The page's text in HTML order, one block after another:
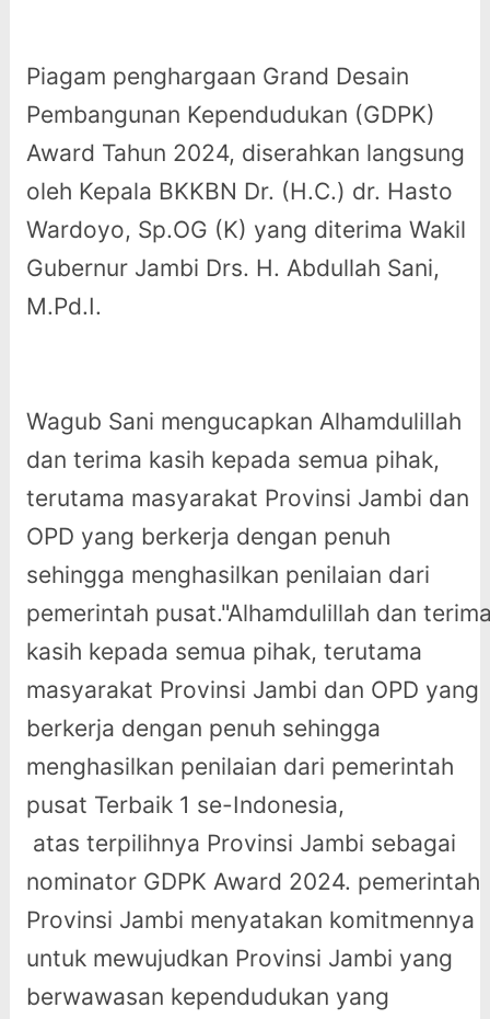
Piagam penghargaan Grand Desain
Pembangunan Kependudukan (GDPK)
Award Tahun 2024, diserahkan langsung
oleh Kepala BKKBN Dr. (H.C.) dr. Hasto
Wardoyo, Sp.OG (K) yang diterima Wakil
Gubernur Jambi Drs. H. Abdullah Sani,
M.Pd.I.
Wagub Sani mengucapkan Alhamdulillah
dan terima kasih kepada semua pihak,
terutama masyarakat Provinsi Jambi dan
OPD yang berkerja dengan penuh
sehingga menghasilkan penilaian dari
pemerintah pusat."Alhamdulillah dan
kasih kepada semua pihak, terutama
masyarakat Provinsi Jambi dan OPD yang
berkerja dengan penuh sehingga
menghasilkan penilaian dari pemerintah
pusat Terbaik 1 se-Indonesia,
atas terpilihnya Provinsi Jambi sebagai
nominator GDPK Award 2024. pemerintah
Provinsi Jambi menyatakan komitmennya
untuk mewujudkan Provinsi Jambi yang
berwawasan kependudukan yang